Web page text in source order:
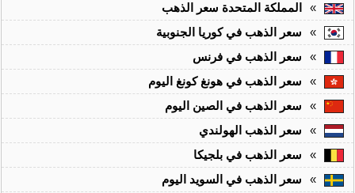
»
المملكة المتحدة سعر الذهب
»
سعر الذهب في كوريا الجنوبية
»
سعر الذهب في فرنس
»
سعر الذهب في هونغ كونغ اليوم
»
سعر الذهب في الصين اليوم
»
سعر الذهب الهولندي
»
سعر الذهب في بلجيكا
»
سعر الذهب في السويد اليوم